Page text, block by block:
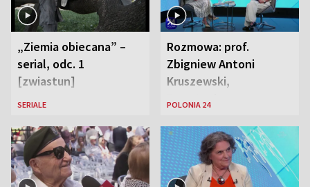
„Ziemia obiecana” –
serial, odc. 1
[zwiastun]
SERIALE
Rozmowa: prof.
Zbigniew Antoni
Kruszewski,
Powstaniec
Zaryan, piosenkarka
POLONIA 24